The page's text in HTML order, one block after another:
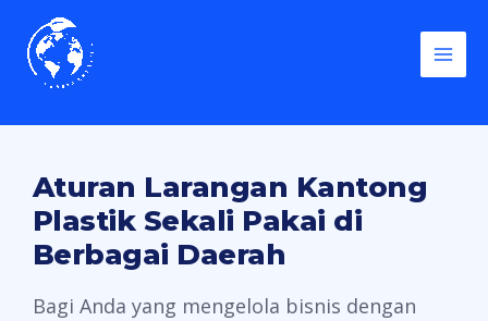
content
Aturan Larangan Kantong
Plastik Sekali Pakai di
Berbagai Daerah
Bagi Anda yang mengelola bisnis dengan